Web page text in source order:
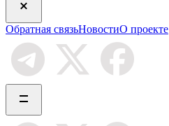
Обратная связьНовостиО проекте